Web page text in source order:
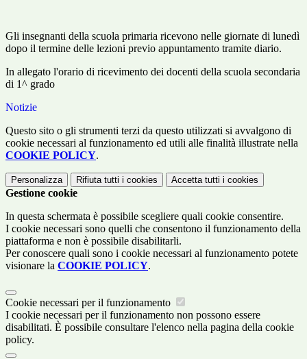
Gli insegnanti della scuola primaria ricevono nelle giornate di lunedì
dopo il termine delle lezioni previo appuntamento tramite diario.
In allegato l'orario di ricevimento dei docenti della scuola secondaria
di 1^ grado
Notizie
Questo sito o gli strumenti terzi da questo utilizzati si avvalgono di
cookie necessari al funzionamento ed utili alle finalità illustrate nella
COOKIE POLICY.
Personalizza Rifiuta tutti i cookies Accetta tutti i cookies
Gestione cookie
In questa schermata è possibile scegliere quali cookie consentire.
I cookie necessari sono quelli che consentono il funzionamento della
piattaforma e non è possibile disabilitarli.
Per conoscere quali sono i cookie necessari al funzionamento potete
visionare la COOKIE POLICY.
Cookie necessari per il funzionamento
I cookie necessari per il funzionamento non possono essere
disabilitati. È possibile consultare l'elenco nella pagina della cookie
policy.